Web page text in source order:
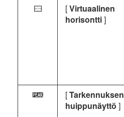
P [Virtuaalinen
horisontti]
W [Tarkennuksen
huippunäyttö ]